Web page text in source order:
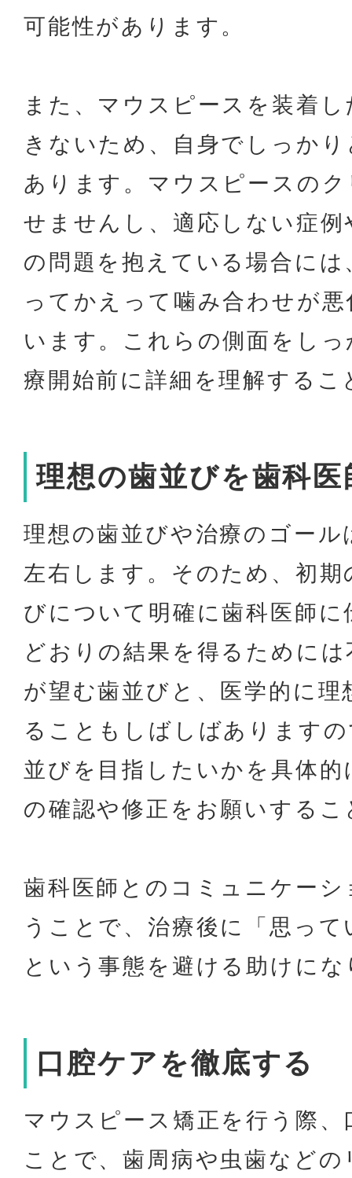
可能性があります。
また、マウスピースを装着
きないため、自身でしっか
あります。マウスピースの
せませんし、適応しない症
の問題を抱えている場合に
ってかえって噛み合わせが
います。これらの側面をし
療開始前に詳細を理解する
理想の歯並びを歯科
理想の歯並びや治療のゴール
左右します。そのため、初
びについて明確に歯科医師
どおりの結果を得るために
が望む歯並びと、医学的に
ることもしばしばあります
並びを目指したいかを具体
の確認や修正をお願いする
歯科医師とのコミュニケー
うことで、治療後に「思っ
という事態を避ける助けに
口腔ケアを徹底する
マウスピース矯正を行う際
ことで、歯周病や虫歯など